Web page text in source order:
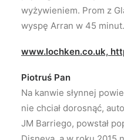
wyżywieniem. Prom z
wyspę Arran w 45 minut.
www.lochken.co.uk,
Piotruś Pan
Na kanwie słynnej
nie chciał dorosnąć,
JM Barriego, powstał